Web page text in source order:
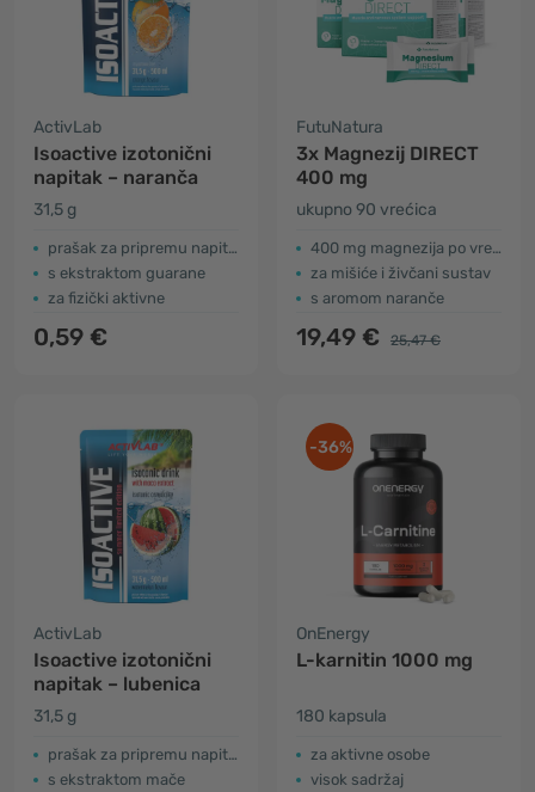
ActivLab
Isoactive izotonični
napitak – naranča
31,5 g
prašak za pripremu napitka
s ekstraktom guarane
za fizički aktivne
0,59 €
FutuNatura
3x Magnezij DIRECT
400 mg
ukupno 90 vrećica
400 mg magnezija po vrećici
za mišiće i živčani sustav
s aromom naranče
19,49 € 25,47 €
ActivLab
Isoactive izotonični
napitak – lubenica
31,5 g
prašak za pripremu napitka
s ekstraktom mače
-36%
OnEnergy
L-karnitin 1000 mg
180 kapsula
za aktivne osobe
visok sadržaj